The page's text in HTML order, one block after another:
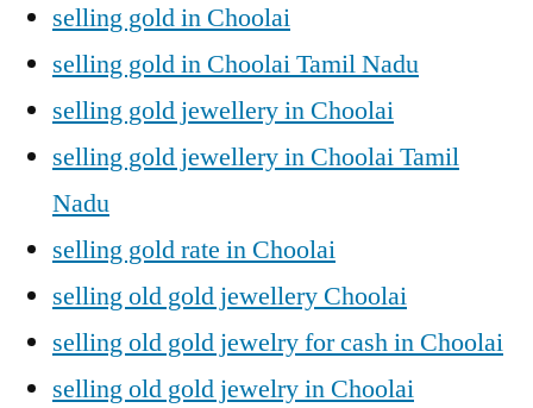
selling gold in Choolai
selling gold in Choolai Tamil Nadu
selling gold jewellery in Choolai
selling gold jewellery in Choolai Tamil
Nadu
selling gold rate in Choolai
selling old gold jewellery Choolai
selling old gold jewelry for cash in Choolai
selling old gold jewelry in Choolai